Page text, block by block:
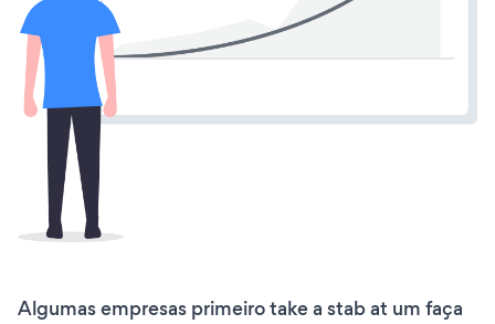
Algumas empresas primeiro take a stab at um faça